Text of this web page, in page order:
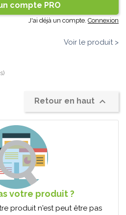
compte PRO
J'ai déjà un compte. Connexion
Voir le produit >
Retour en haut 
votre produit ?
produit n'est peut être pas